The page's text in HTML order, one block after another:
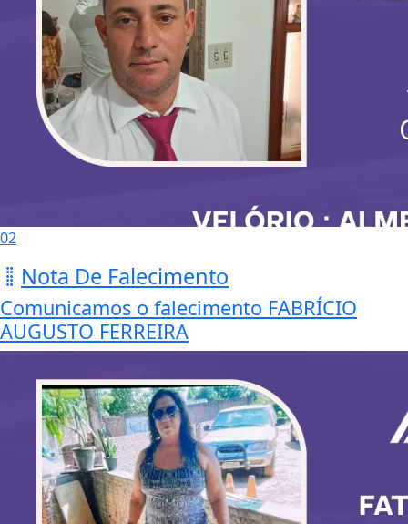
02
Nota De Falecimento
Comunicamos o falecimento FABRÍCIO
AUGUSTO FERREIRA